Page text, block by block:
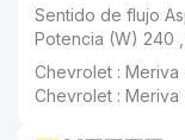
Sentido de flujo Aspirante , Sentido
Chevrolet : Meriva
Chevrolet : Meriva